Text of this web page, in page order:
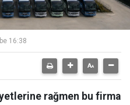
16:38
rağmen bu firma